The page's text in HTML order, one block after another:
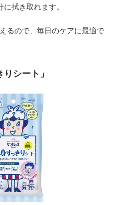
拭き取れます。
るので、毎日のケアに最適で
シート」